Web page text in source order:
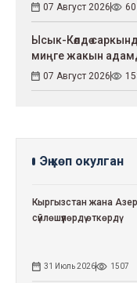
07 Август 2026 60
Ысык-Көлдө
миңге жакын
07 Август 2026
Эң көп окулган
Кыргызстан жана
сүйлөшүүлөрдү өткөрдү
31 Июль 2026 1507